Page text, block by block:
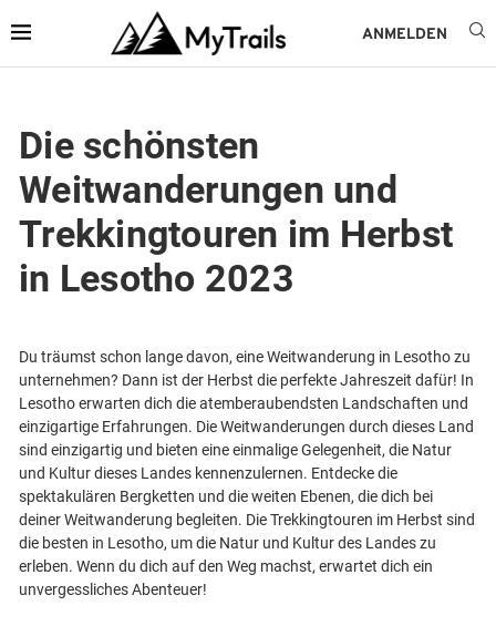
ANMELDEN
Die schönsten
Weitwanderungen und
Trekkingtouren im Herbst
in Lesotho 2023
Du träumst schon lange davon, eine Weitwanderung in Lesotho zu
unternehmen? Dann ist der Herbst die perfekte Jahreszeit dafür! In
Lesotho erwarten dich die atemberaubendsten Landschaften und
einzigartige Erfahrungen. Die Weitwanderungen durch dieses Land
sind einzigartig und bieten eine einmalige Gelegenheit, die Natur
und Kultur dieses Landes kennenzulernen. Entdecke die
spektakulären Bergketten und die weiten Ebenen, die dich bei
deiner Weitwanderung begleiten. Die Trekkingtouren im Herbst sind
die besten in Lesotho, um die Natur und Kultur des Landes zu
erleben. Wenn du dich auf den Weg machst, erwartet dich ein